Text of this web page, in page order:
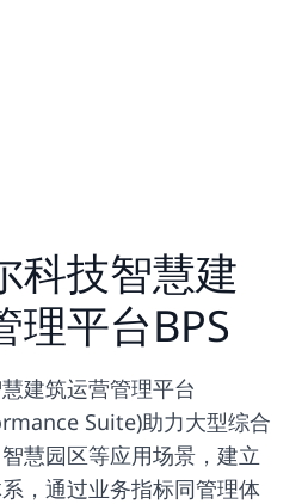
科技智慧建
理平台BPS
建筑运营管理平台
Suite)助力大型综合
慧园区等应用场景，建立
，通过业务指标同管理体